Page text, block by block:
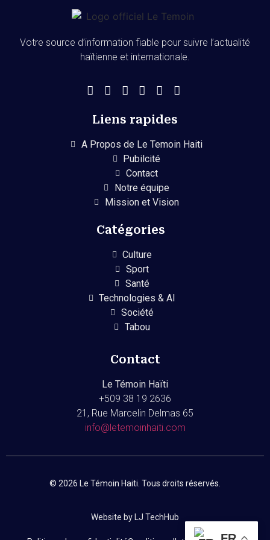
Votre source d’information fiable pour suivre l’actualité
haïtienne et internationale.
Liens rapides
A Propos de Le Temoin Haiti
Pubilcité
Contact
Notre équipe
Mission et Vision
Catégories
Culture
Sport
Santé
Technologies & AI
Société
Tabou
Contact
Le Témoin Haïti
+509 38 19 2636
21, Rue Marcelin Delmas 65
info@letemoinhaiti.com
© 2026 Le Témoin Haiti. Tous droits réservés.
Website by LJ TechHub